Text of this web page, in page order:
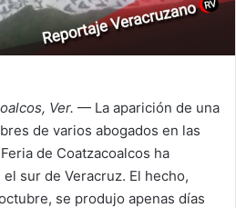
Ver. — La aparición de una
de varios abogados en las
de Coatzacoalcos ha
sur de Veracruz. El hecho,
se produjo apenas días